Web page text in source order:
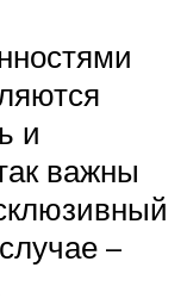
и
важны
–